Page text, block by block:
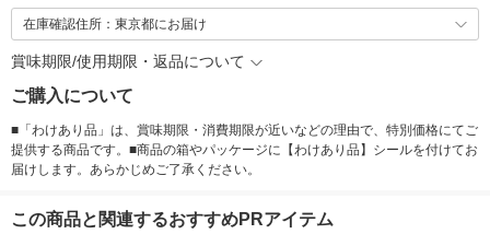
在庫確認住所：東京都にお届け
賞味期限/使用期限・返品について
ご購入について
■「わけあり品」は、賞味期限・消費期限が近いなどの理由で、特別価格にてご
提供する商品です。■商品の箱やパッケージに【わけあり品】シールを付けてお
届けします。あらかじめご了承ください。
この商品と関連するおすすめPRアイテム